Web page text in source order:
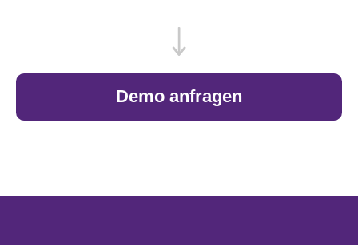
Demo anfragen